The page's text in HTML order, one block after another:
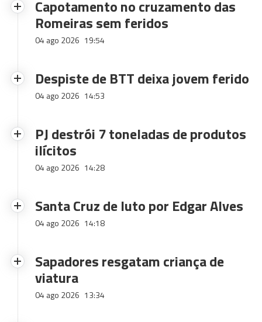
Capotamento no cruzamento das
Romeiras sem feridos
04 ago 2026 19:54
Despiste de BTT deixa jovem ferido
04 ago 2026 14:53
PJ destrói 7 toneladas de produtos
ilícitos
04 ago 2026 14:28
Santa Cruz de luto por Edgar Alves
04 ago 2026 14:18
Sapadores resgatam criança de
viatura
04 ago 2026 13:34